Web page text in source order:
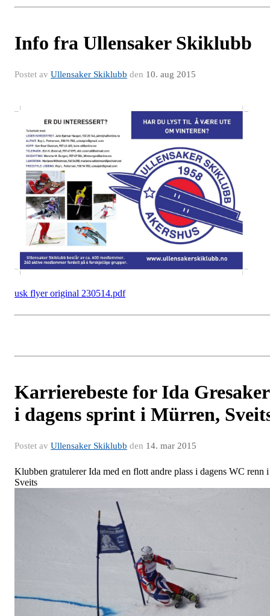
Info fra Ullensaker Skiklubb
Postet av Ullensaker Skiklubb den 10. aug 2015
usk flyer original 230514.pdf
Karrierebeste for Ida Gresaker
i dagens sprint i Mürren,
Postet av Ullensaker Skiklubb den 14. mar 2015
Klubben gratulerer Ida med en flott andre plass i dagens WC renn i
Sveits